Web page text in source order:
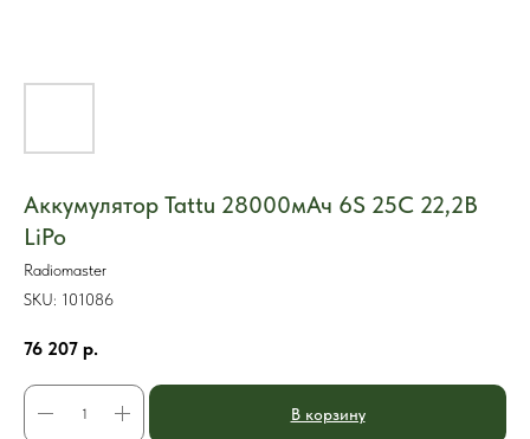
Аккумулятор Tattu 28000мАч 6S 25C 22,2В
LiPo
Radiomaster
SKU: 101086
76 207 р.
В корзину